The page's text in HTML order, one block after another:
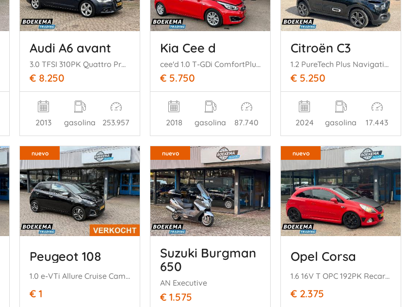
Audi A6 avant
3.0 TFSI 310PK Quattro Pro Line-S Panorama Bose Memory Keyless
€ 8.250
2013 gasolina 253.957
Kia Cee d
cee'd 1.0 T-GDi ComfortPlusLine Cruise-Control Navi Airco
€ 5.750
2018 gasolina 87.740
Citroën C3
1.2 PureTech Plus Navigatie Climate
€ 5.250
2024 gasolina 17.443
nuevo
Peugeot 108
1.0 e-VTi Allure Cruise Camera Climate
€ 1
nuevo
Suzuki Burgman
650
AN Executive
€ 1.575
nuevo
Opel Corsa
1.6 16V T OPC 192PK Recaro Clima Cruise
€ 2.375